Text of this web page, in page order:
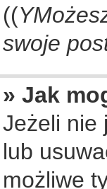
((
swoje
» Jak
Jeżeli nie
lub
możliwe